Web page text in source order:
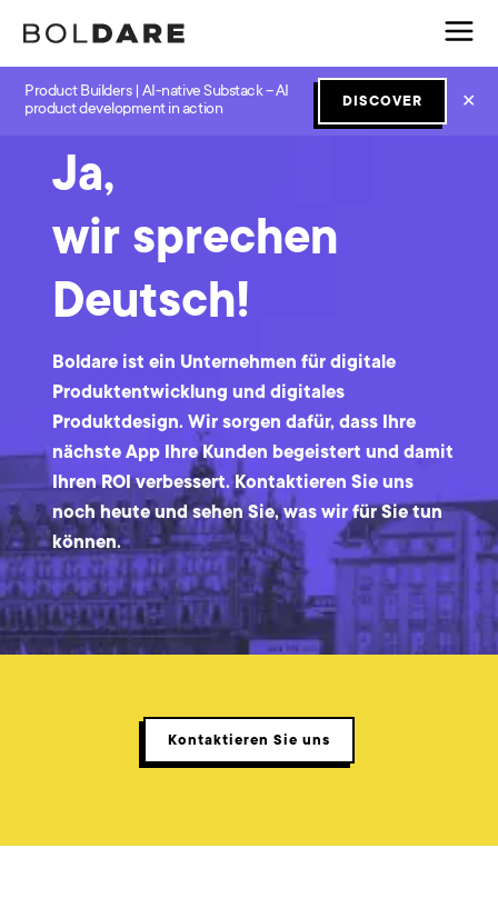
Product Builders | AI-native Substack – AI
product development in action
DISCOVER ✕
Ja,
wir sprechen
Deutsch!
Boldare ist ein Unternehmen für digitale
Produktentwicklung und digitales
Produktdesign. Wir sorgen dafür, dass Ihre
nächste App Ihre Kunden begeistert und damit
Ihren ROI verbessert. Kontaktieren Sie uns
noch heute und sehen Sie, was wir für Sie tun
können.
Kontaktieren Sie uns